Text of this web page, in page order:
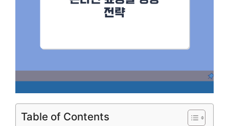
Table of Contents